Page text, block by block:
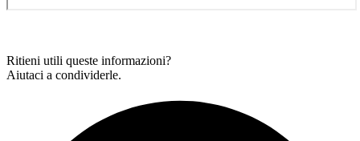
Ritieni utili queste informazioni?
Aiutaci a condividerle.